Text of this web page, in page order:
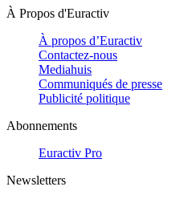
À Propos d'Euractiv
À propos d’Euractiv
Contactez-nous
Mediahuis
Communiqués de presse
Publicité politique
Abonnements
Euractiv Pro
Newsletters